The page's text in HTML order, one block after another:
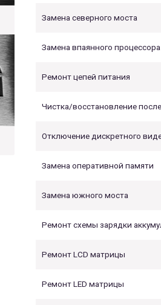
Замена северного моста
Замена впаянного процессора
Ремонт цепей питания
Чистка/восстановление
Отключение дискретного
Замена оперативной памяти
Замена южного моста
Ремонт схемы зарядки
Ремонт LCD матрицы
Ремонт LED матрицы